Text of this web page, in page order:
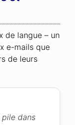
de langue – un
e-mails que
de leurs
dans